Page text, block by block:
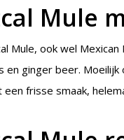
Mule
Mule, ook wel
en ginger beer.
een frisse smaak,